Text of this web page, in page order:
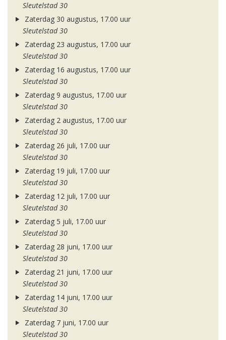
Sleutelstad 30
Zaterdag 30 augustus, 17.00 uur
Sleutelstad 30
Zaterdag 23 augustus, 17.00 uur
Sleutelstad 30
Zaterdag 16 augustus, 17.00 uur
Sleutelstad 30
Zaterdag 9 augustus, 17.00 uur
Sleutelstad 30
Zaterdag 2 augustus, 17.00 uur
Sleutelstad 30
Zaterdag 26 juli, 17.00 uur
Sleutelstad 30
Zaterdag 19 juli, 17.00 uur
Sleutelstad 30
Zaterdag 12 juli, 17.00 uur
Sleutelstad 30
Zaterdag 5 juli, 17.00 uur
Sleutelstad 30
Zaterdag 28 juni, 17.00 uur
Sleutelstad 30
Zaterdag 21 juni, 17.00 uur
Sleutelstad 30
Zaterdag 14 juni, 17.00 uur
Sleutelstad 30
Zaterdag 7 juni, 17.00 uur
Sleutelstad 30